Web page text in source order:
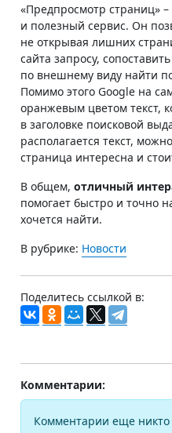
«Предпросмотр страниц»
и полезный сервис. Он
не открывая лишних
сайта запросу,
по внешнему виду найти
Помимо этого Google на
оранжевым цветом текст,
в заголовке поисковой
располагается текст,
страница интересна и
В общем, отличный
помогает быстро и точно
хочется найти.
В рубрике: Новости
Поделитесь ссылкой в:
Комментарии:
Комментарии еще